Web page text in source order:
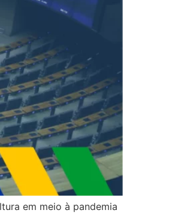
em meio à pandemia